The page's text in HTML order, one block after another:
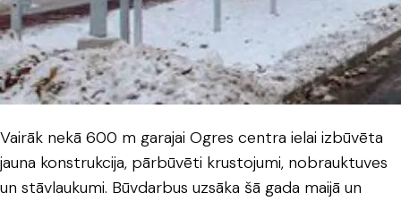
Vairāk nekā 600 m garajai Ogres centra ielai izbūvēta
jauna konstrukcija, pārbūvēti krustojumi, nobrauktuves
un stāvlaukumi. Būvdarbus uzsāka šā gada maijā un